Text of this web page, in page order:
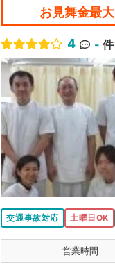
お見舞金最大
4 - 件
交通事故対応 土曜日OK
営業時間